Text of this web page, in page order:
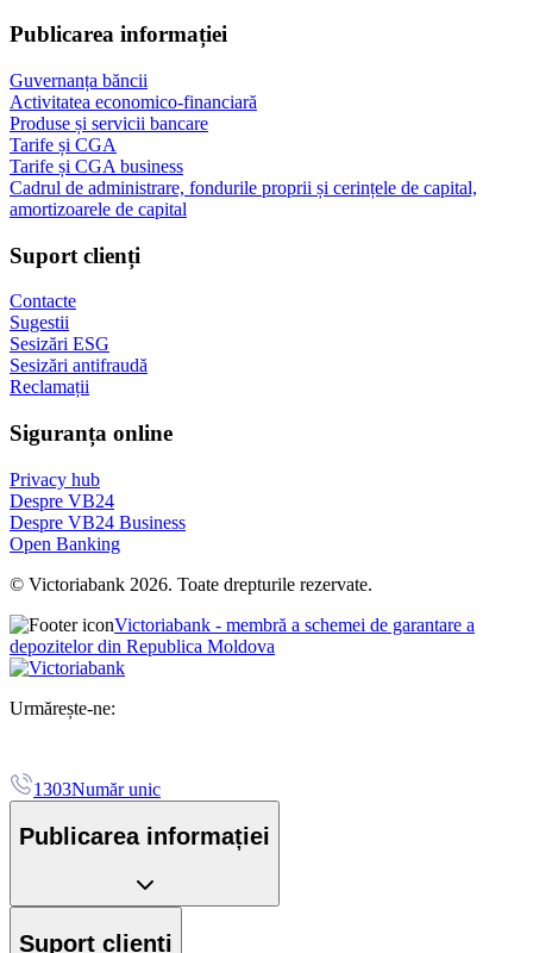
Publicarea informației
Guvernanța băncii
Activitatea economico-financiară
Produse și servicii bancare
Tarife și CGA
Tarife și CGA business
Cadrul de administrare, fondurile proprii și cerințele de capital,
amortizoarele de capital
Suport clienți
Contacte
Sugestii
Sesizări ESG
Sesizări antifraudă
Reclamații
Siguranța online
Privacy hub
Despre VB24
Despre VB24 Business
Open Banking
© Victoriabank 2026. Toate drepturile rezervate.
Victoriabank - membră a schemei de garantare a
depozitelor din Republica Moldova
Urmărește-ne:
1303Număr unic
Publicarea informației
Suport clienți